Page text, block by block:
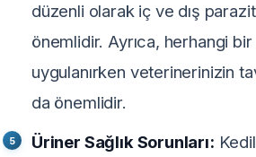
düzenli olarak iç ve dış
önemlidir. Ayrıca, herhangi bir
uygulanırken veterinerinizin
da önemlidir.
Üriner Sağlık Sorunları: